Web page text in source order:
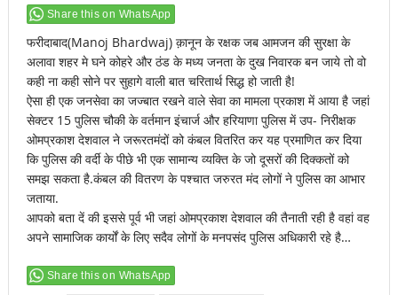
Share this on WhatsApp
फरीदाबाद(Manoj Bhardwaj) क़ानून के रक्षक जब आमजन की सुरक्षा के
अलावा शहर मे घने कोहरे और ठंड के मध्य जनता के दुख निवारक बन जाये तो वो
कही ना कही सोने पर सुहागे वाली बात चरितार्थ सिद्ध हो जाती है!
ऐसा ही एक जनसेवा का जज्बात रखने वाले सेवा का मामला प्रकाश में आया है जहां
सेक्टर 15 पुलिस चौकी के वर्तमान इंचार्ज और हरियाणा पुलिस में उप- निरीक्षक
ओमप्रकाश देशवाल ने जरूरतमंदों को कंबल वितरित कर यह प्रमाणित कर दिया
कि पुलिस की वर्दी के पीछे भी एक सामान्य व्यक्ति के जो दूसरों की दिक्कतों को
समझ सकता है.कंबल की वितरण के पश्चात जरुरत मंद लोगों ने पुलिस का आभार
जताया.
आपको बता दें की इससे पूर्व भी जहां ओमप्रकाश देशवाल की तैनाती रही है वहां वह
अपने सामाजिक कार्यों के लिए सदैव लोगों के मनपसंद पुलिस अधिकारी रहे है…
Share this on WhatsApp